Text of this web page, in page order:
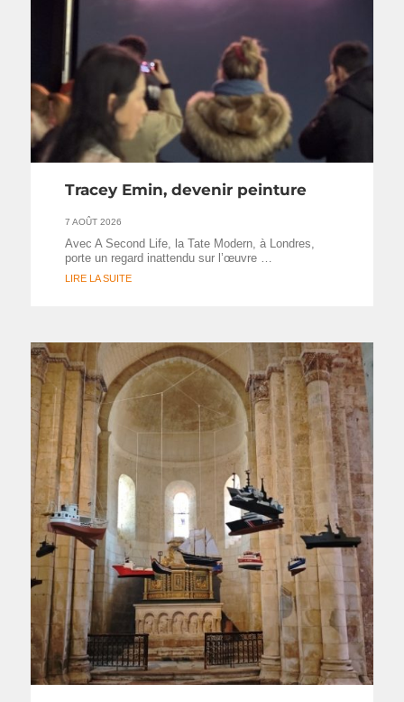
Tracey Emin, devenir peinture
7 AOÛT 2026
Avec A Second Life, la Tate Modern, à Londres,
porte un regard inattendu sur l’œuvre …
LIRE LA SUITE